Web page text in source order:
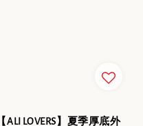
【ALI LOVERS】夏季厚底外